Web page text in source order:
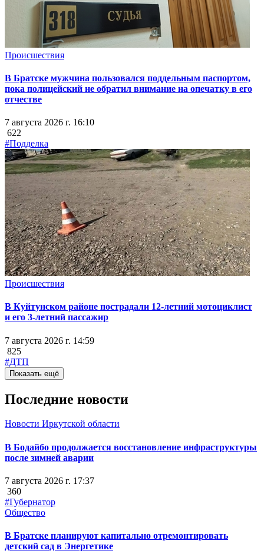
Происшествия
В Братске мужчина пользовался поддельным паспортом,
пока полицейский не обратил внимание на опечатку в его
отчестве
7 августа 2026 г. 16:10
622
#Подделка
Происшествия
В Куйтунском районе пострадали 12-летний мотоциклист
и его 3-летний пассажир
7 августа 2026 г. 14:59
825
#ДТП
Показать ещё
Последние новости
Новости Иркутской области
В Бодайбо продолжается восстановление инфраструктуры
после зимней аварии
7 августа 2026 г. 17:37
360
#Губернатор
Общество
В Братске планируют капитально отремонтировать
детский сад в Энергетике